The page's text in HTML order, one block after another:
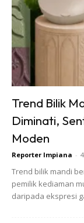
Trend Bilik
Diminati,
Moden
Reporter Impiana -
Trend bilik mandi
pemilik kediaman
daripada ekspresi